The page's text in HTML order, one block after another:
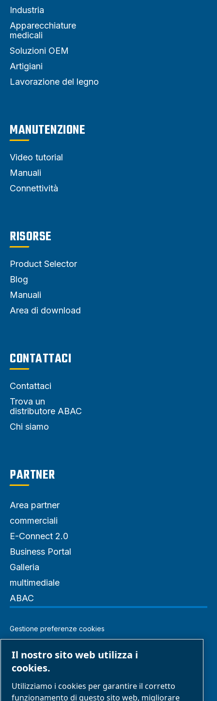
Industria
Apparecchiature
medicali
Soluzioni OEM
Artigiani
Lavorazione del legno
MANUTENZIONE
Video tutorial
Manuali
Connettività
RISORSE
Product Selector
Blog
Manuali
Area di download
CONTATTACI
Contattaci
Trova un
distributore ABAC
Chi siamo
PARTNER
Area partner
commerciali
E-Connect 2.0
Business Portal
Galleria
multimediale
ABAC
Gestione preferenze cookies
Segnalazione di comportamenti inappropriati
Il nostro sito web utilizza i
cookies.
Utilizziamo i cookies per garantire il corretto
funzionamento di questo sito web, migliorare